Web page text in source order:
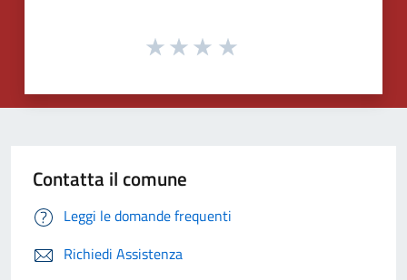
Contatta il comune
Leggi le domande frequenti
Richiedi Assistenza